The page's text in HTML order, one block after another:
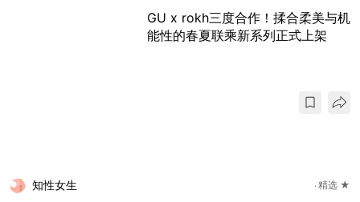
GU x rokh三度合作！揉合柔美与机
能性的春夏联乘新系列正式上架
知性女生 精选 ★